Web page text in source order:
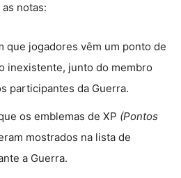
notas:
que jogadores vêm um ponto de
inexistente, junto do membro
participantes da Guerra.
os emblemas de XP (Pontos
mostrados na lista de
a Guerra.